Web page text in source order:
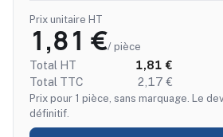
Prix unitaire HT
1,81 €/ pièce
Total HT
1,81 €
Total TTC
2,17 €
Prix pour 1 pièce, sans marquage. Le
définitif.